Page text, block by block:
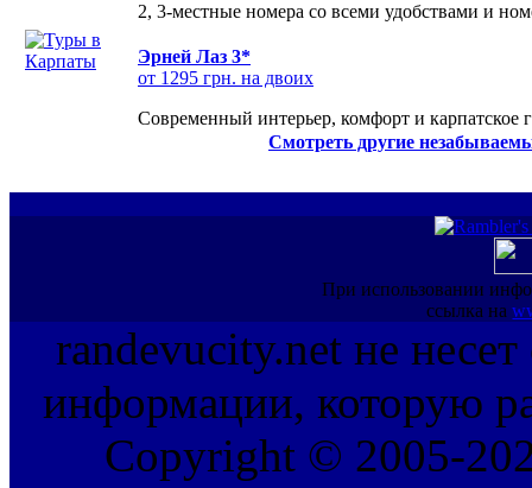
2, 3-местные номера со всеми удобствами и
Эрней Лаз 3*
от 1295 грн. на двоих
Современный интерьер, комфорт и карпатское
Смотреть другие
При использовании
ссылка на
randevucity.net не несет
информации, которую
Copyright © 2005-